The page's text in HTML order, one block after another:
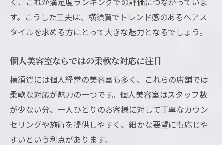
す。こうした工夫は、横須賀でトレンド感のあるヘアス
タイルを求める方にとって大きな魅力となるでしょう。
個人美容室ならではの柔軟な対応に注目
横須賀には個人経営の美容室も多く、これらの店舗では
柔軟な対応が魅力の一つです。個人美容室はスタッフ数
が少ない分、一人ひとりのお客様に対して丁寧なカウン
セリングや施術を提供しやすく、細かな要望にも応じや
すいという利点があります。